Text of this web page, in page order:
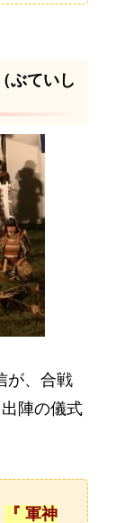
ぶていし
が、合戦
陣の儀式
『 軍神